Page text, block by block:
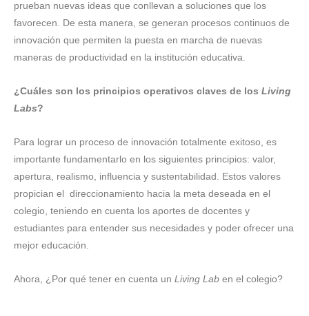
prueban nuevas ideas que conllevan a soluciones que los
favorecen. De esta manera, se generan procesos continuos de
innovación que permiten la puesta en marcha de nuevas
maneras de productividad en la institución educativa.
¿Cuáles son los principios operativos claves de los Living
Labs?
Para lograr un proceso de innovación totalmente exitoso, es
importante fundamentarlo en los siguientes principios: valor,
apertura, realismo, influencia y sustentabilidad. Estos valores
propician el direccionamiento hacia la meta deseada en el
colegio, teniendo en cuenta los aportes de docentes y
estudiantes para entender sus necesidades y poder ofrecer una
mejor educación.
Ahora, ¿Por qué tener en cuenta un Living Lab en el colegio?